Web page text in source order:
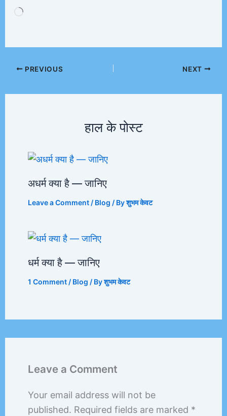
Loading…
PREVIOUS NEXT
हाल के पोस्ट
अधर्म क्या है — जानिए
Leave a Comment / Blog / Byशुभम केवट
धर्म क्या है — जानिए
1 Comment / Blog / Byशुभम केवट
Leave a Comment
Your email address will not be
published. Required fields are marked *